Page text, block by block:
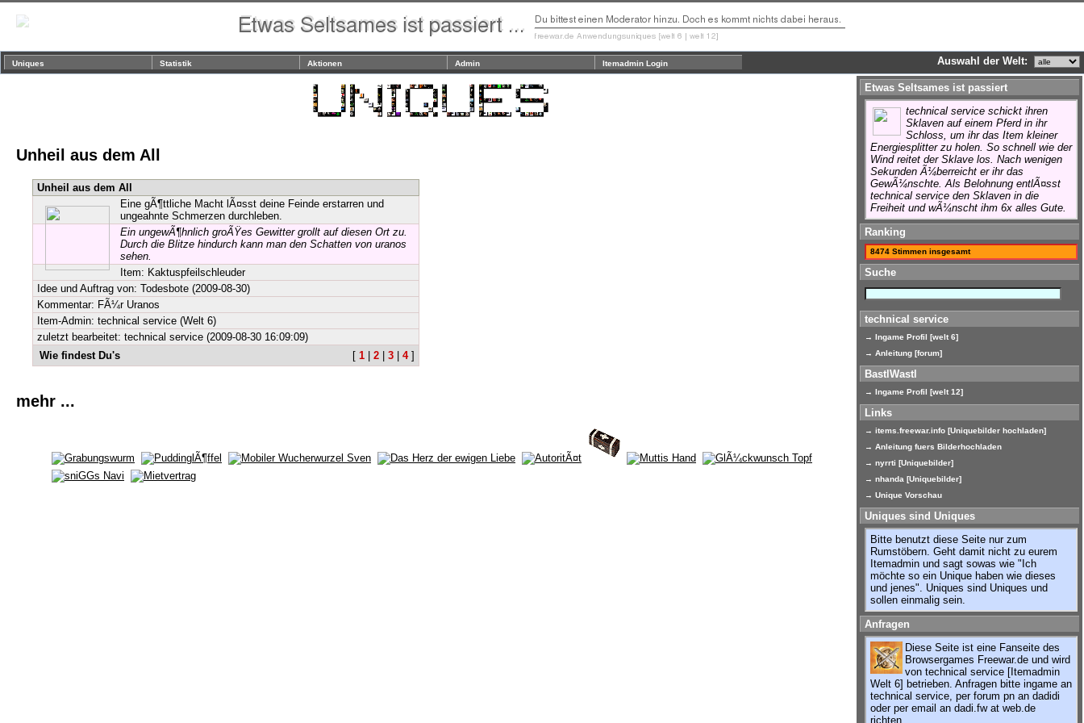
Uniques Statistik Aktionen Admin Itemadmin Login Auswahl der Welt:
Etwas Seltsames ist passiert
technical service schickt ihren
Sklaven auf einem Pferd in ihr
Schloss, um ihr das Item kleiner
Energiesplitter zu holen. So schnell wie der
Wind reitet der Sklave los. Nach wenigen
Sekunden Ã¼berreicht er ihr das
GewÃ¼nschte. Als Belohnung entlÃ¤sst
technical service den Sklaven in die
Freiheit und wÃ¼nscht ihm 6x alles Gute.
Ranking
8474 Stimmen insgesamt
Suche
technical service
→ Ingame Profil [welt 6]
→ Anleitung [forum]
BastlWastl
→ Ingame Profil [welt 12]
Links
→ items.freewar.info [Uniquebilder hochladen]
→ Anleitung fuers Bilderhochladen
→ nyrrti [Uniquebilder]
→ nhanda [Uniquebilder]
→ Unique Vorschau
Uniques sind Uniques
Bitte benutzt diese Seite nur zum
Rumstöbern. Geht damit nicht zu eurem
Itemadmin und sagt sowas wie "Ich
möchte so ein Unique haben wie dieses
und jenes". Uniques sind Uniques und
sollen einmalig sein.
Anfragen
Diese Seite ist eine Fanseite des
Browsergames Freewar.de und wird
von technical service [Itemadmin
Welt 6] betrieben. Anfragen bitte ingame an
technical service, per forum pn an dadidi
oder per email an dadi.fw at web.de
richten.
Unheil aus dem All
Unheil aus dem All
Eine gÃ¶ttliche Macht lÃ¤sst deine Feinde erstarren und
ungeahnte Schmerzen durchleben.
Ein ungewÃ¶hnlich groÃŸes Gewitter grollt auf diesen Ort zu.
Durch die Blitze hindurch kann man den Schatten von uranos
sehen.
Item: Kaktuspfeilschleuder
Idee und Auftrag von: Todesbote (2009-08-30)
Kommentar: FÃ¼r Uranos
Item-Admin: technical service (Welt 6)
zuletzt bearbeitet: technical service (2009-08-30 16:09:09)
Wie findest Du's
[ 1 | 2 | 3 | 4]
mehr ...